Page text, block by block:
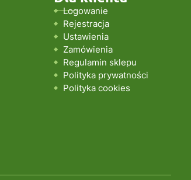
Logowanie
Rejestracja
Ustawienia
Zamówienia
Regulamin sklepu
Polityka prywatności
Polityka cookies